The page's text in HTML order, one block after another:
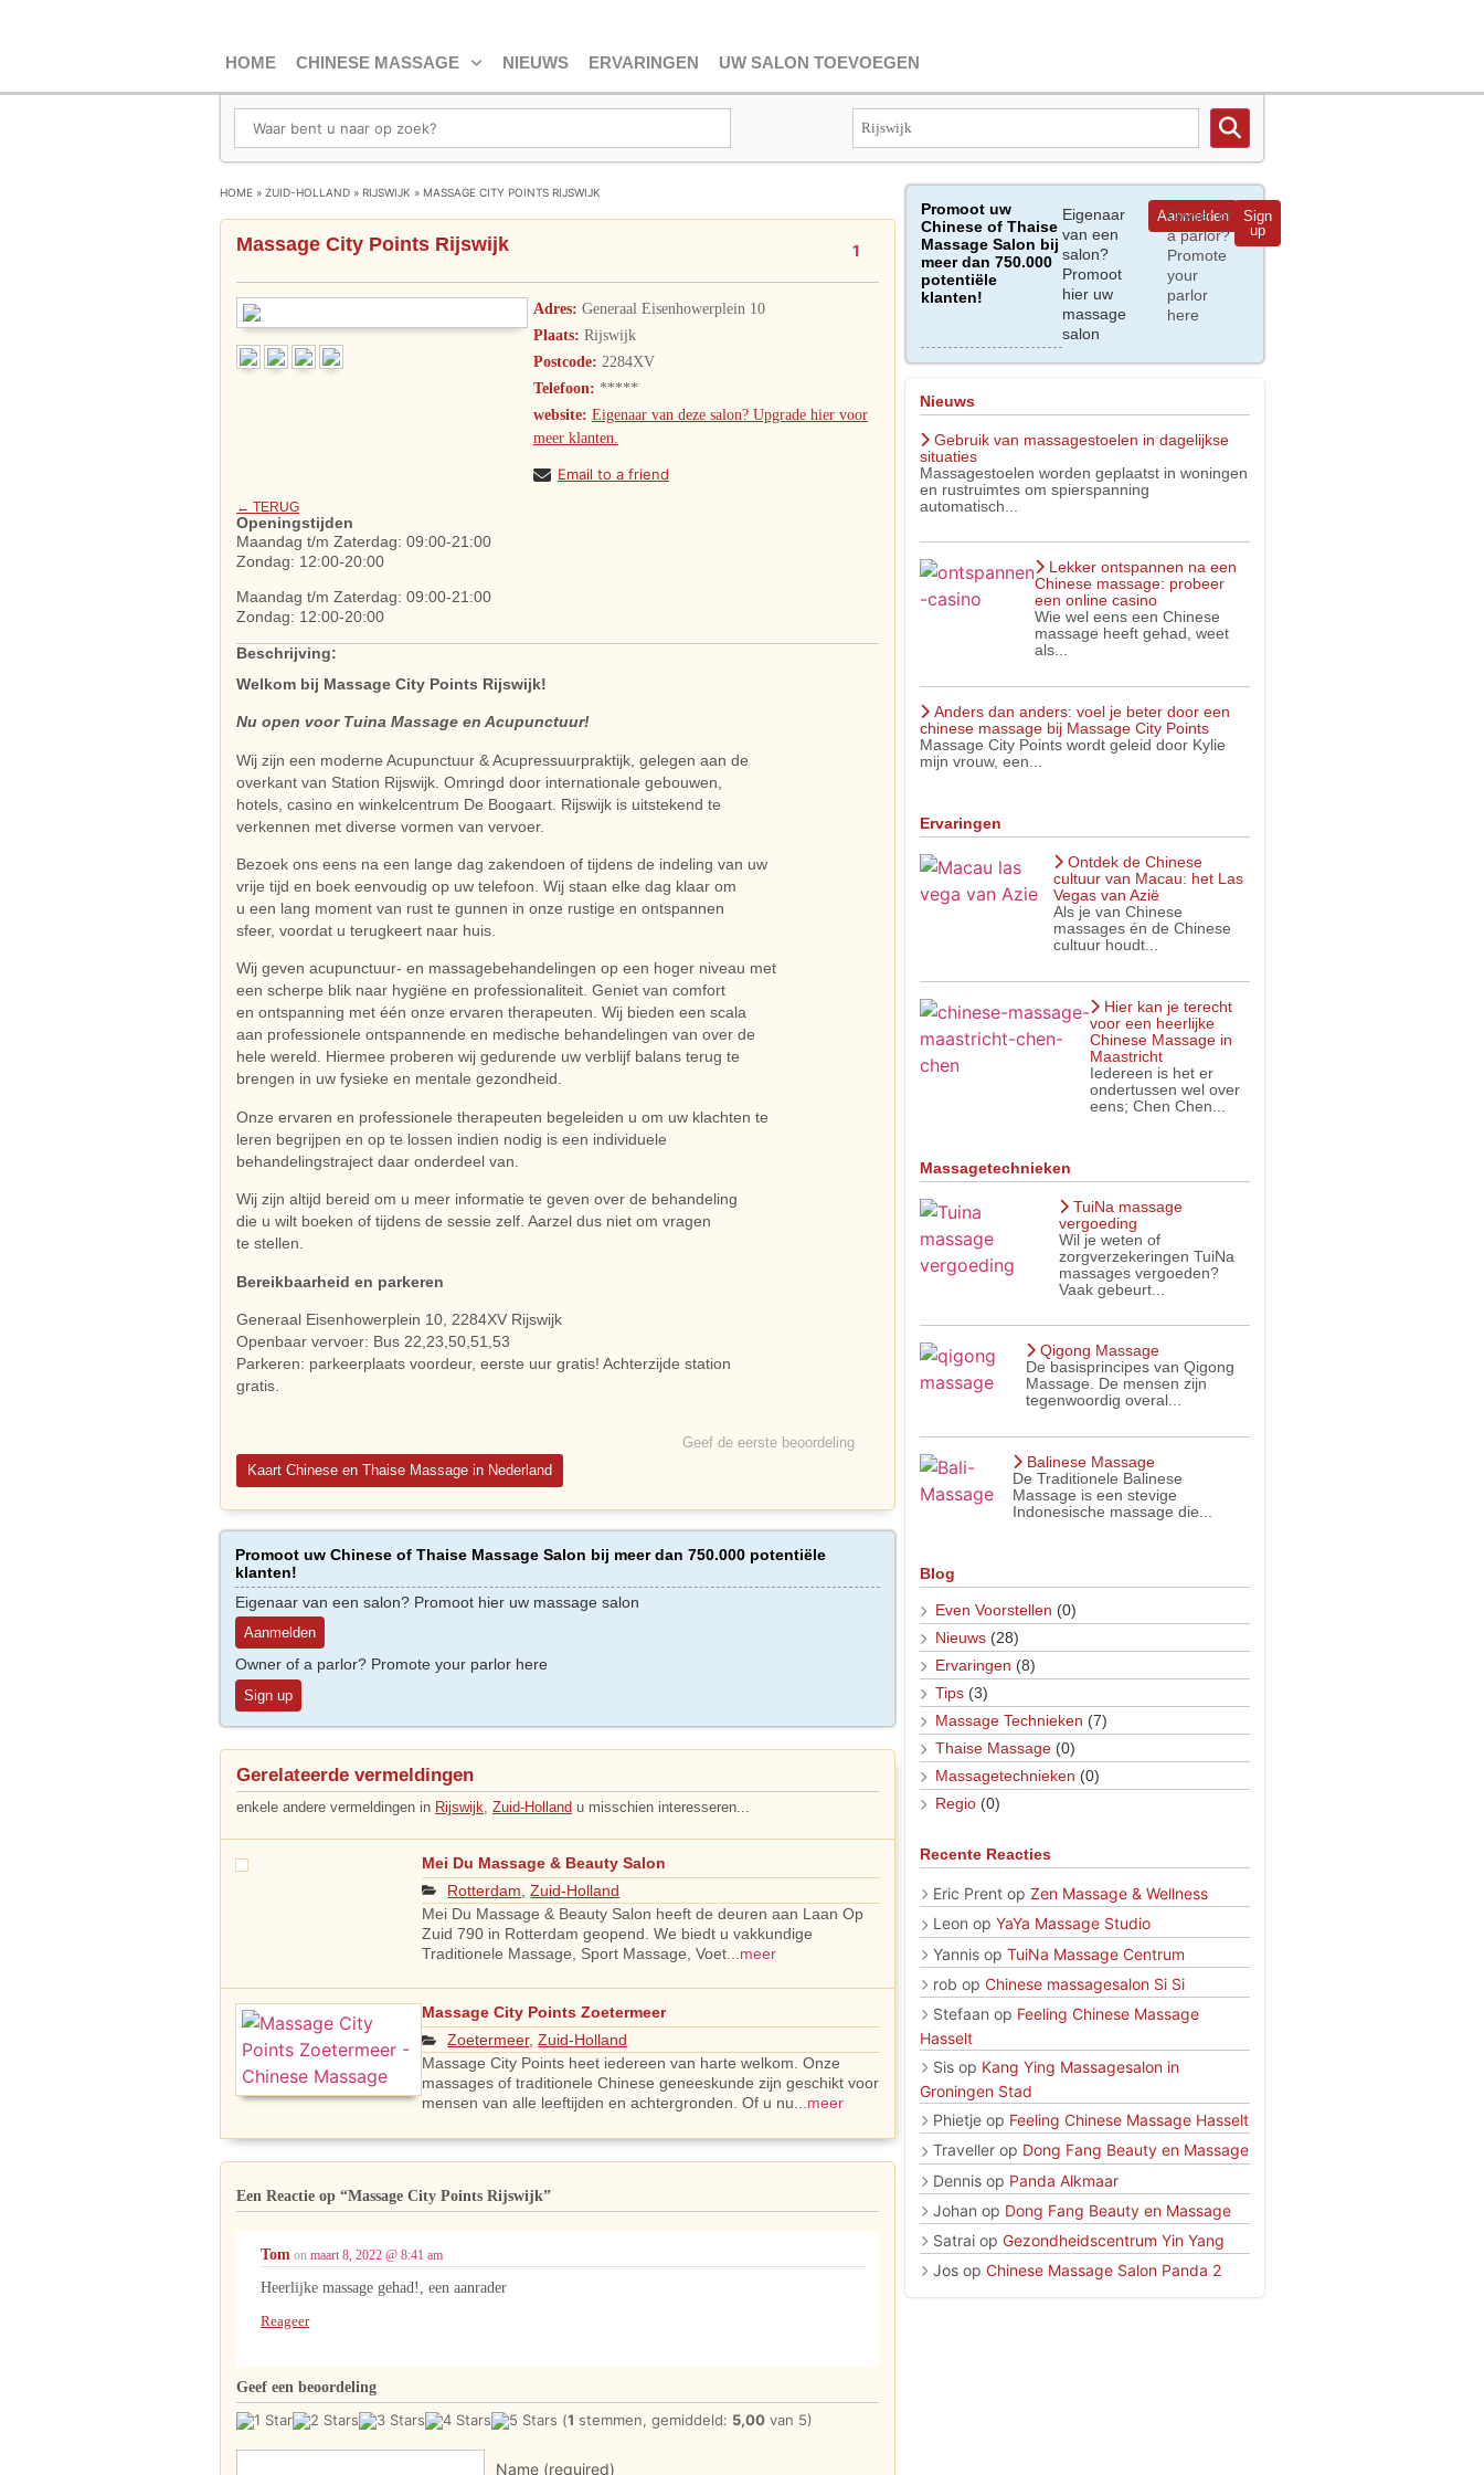
HOME CHINESE MASSAGE NIEUWS ERVARINGEN UW SALON TOEVOEGEN
HOME » ZUID-HOLLAND » RIJSWIJK » MASSAGE CITY POINTS RIJSWIJK
Massage City Points Rijswijk 1
Adres: Generaal Eisenhowerplein 10
Plaats: Rijswijk
Postcode: 2284XV
Telefoon: *****
website: Eigenaar van deze salon? Upgrade hier voor
meer klanten.
Email to a friend
← TERUG
Openingstijden
Maandag t/m Zaterdag: 09:00-21:00
Zondag: 12:00-20:00
Maandag t/m Zaterdag: 09:00-21:00
Zondag: 12:00-20:00
Beschrijving:
Welkom bij Massage City Points Rijswijk!
Nu open voor Tuina Massage en Acupunctuur!
Wij zijn een moderne Acupunctuur & Acupressuurpraktijk, gelegen aan de
overkant van Station Rijswijk. Omringd door internationale gebouwen,
hotels, casino en winkelcentrum De Boogaart. Rijswijk is uitstekend te
verkennen met diverse vormen van vervoer.
Bezoek ons eens na een lange dag zakendoen of tijdens de indeling van uw
vrije tijd en boek eenvoudig op uw telefoon. Wij staan elke dag klaar om
u een lang moment van rust te gunnen in onze rustige en ontspannen
sfeer, voordat u terugkeert naar huis.
Wij geven acupunctuur- en massagebehandelingen op een hoger niveau met
een scherpe blik naar hygiëne en professionaliteit. Geniet van comfort
en ontspanning met één onze ervaren therapeuten. Wij bieden een scala
aan professionele ontspannende en medische behandelingen van over de
hele wereld. Hiermee proberen wij gedurende uw verblijf balans terug te
brengen in uw fysieke en mentale gezondheid.
Onze ervaren en professionele therapeuten begeleiden u om uw klachten te
leren begrijpen en op te lossen indien nodig is een individuele
behandelingstraject daar onderdeel van.
Wij zijn altijd bereid om u meer informatie te geven over de behandeling
die u wilt boeken of tijdens de sessie zelf. Aarzel dus niet om vragen
te stellen.
Bereikbaarheid en parkeren
Generaal Eisenhowerplein 10, 2284XV Rijswijk
Openbaar vervoer: Bus 22,23,50,51,53
Parkeren: parkeerplaats voordeur, eerste uur gratis! Achterzijde station
gratis.
Geef de eerste beoordeling
Kaart Chinese en Thaise Massage in Nederland
Promoot uw Chinese of Thaise Massage Salon bij meer dan 750.000 potentiële
klanten!
Eigenaar van een salon? Promoot hier uw massage salon
Aanmelden
Owner of a parlor? Promote your parlor here
Sign up
Gerelateerde vermeldingen
enkele andere vermeldingen in Rijswijk Zuid-Holland u misschien interesseren...
Mei Du Massage & Beauty Salon
Rotterdam ,Zuid-Holland
Mei Du Massage & Beauty Salon heeft de deuren aan Laan Op
Zuid 790 in Rotterdam geopend. We biedt u vakkundige
Traditionele Massage, Sport Massage, Voet ...meer
Massage City Points Zoetermeer
Zoetermeer,Zuid-Holland
Massage City Points heet iedereen van harte welkom. Onze
massages of traditionele Chinese geneeskunde zijn geschikt voor
mensen van alle leeftijden en achtergronden. Of u nu...meer
Een Reactie op “Massage City Points Rijswijk”
Tom on maart 8, 2022 @ 8:41 am
Heerlijke massage gehad!, een aanrader
Reageer
Geef een beoordeling
(1 stemmen, gemiddeld: 5,00 van 5)
Name (required)
Promoot uw
Chinese of Thaise
Massage Salon bij
meer dan 750.000
potentiële
klanten!
Eigenaar
van een
salon?
Promoot
hier uw
massage
salon
Aanmelden
Owner of
a parlor?
Promote
your
parlor
here
Sign
up
Nieuws
Gebruik van massagestoelen in dagelijkse
situaties
Massagestoelen worden geplaatst in woningen
en rustruimtes om spierspanning
automatisch...
Lekker ontspannen na een
Chinese massage: probeer
een online casino
Wie wel eens een Chinese
massage heeft gehad, weet
als...
Anders dan anders: voel je beter door een
chinese massage bij Massage City Points
Massage City Points wordt geleid door Kylie
mijn vrouw, een...
Ervaringen
Ontdek de Chinese
cultuur van Macau: het Las
Vegas van Azië
Als je van Chinese
massages én de Chinese
cultuur houdt...
Hier kan je terecht
voor een heerlijke
Chinese Massage in
Maastricht
Iedereen is het er
ondertussen wel over
eens; Chen Chen...
Massagetechnieken
TuiNa massage
vergoeding
Wil je weten of
zorgverzekeringen TuiNa
massages vergoeden?
Vaak gebeurt...
Qigong Massage
De basisprincipes van Qigong
Massage. De mensen zijn
tegenwoordig overal...
Balinese Massage
De Traditionele Balinese
Massage is een stevige
Indonesische massage die...
Blog
Even Voorstellen (0)
Nieuws (28)
Ervaringen (8)
Tips (3)
Massage Technieken (7)
Thaise Massage (0)
Massagetechnieken (0)
Regio (0)
Recente Reacties
Eric Prentop Zen Massage & Wellness
Leon op YaYa Massage Studio
Yannisop TuiNa Massage Centrum
rob op Chinese massagesalon Si Si
Stefaan op Feeling Chinese Massage
Hasselt
Sisop Kang Ying Massagesalon in
Groningen Stad
Phietjeop Feeling Chinese Massage Hasselt
Travellerop Dong Fang Beauty en Massage
Dennisop Panda Alkmaar
Johan op Dong Fang Beauty en Massage
Satraiop Gezondheidscentrum Yin Yang
Josop Chinese Massage Salon Panda 2